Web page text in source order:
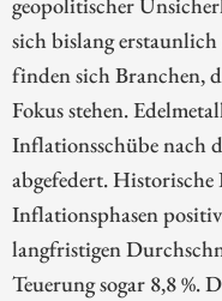
sich bislang
finden sich Branchen,
Fokus stehen.
Inflationsschübe nach
abgefedert. Historische
Inflationsphasen
langfristigen
Teuerung sogar 8,8 %.